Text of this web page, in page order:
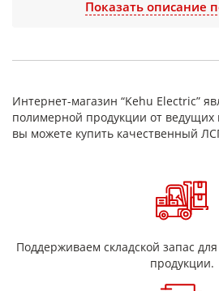
Материал отличается высокой
сред.Стеклолакоткань ЛСП
условиях повышенных температур и
нагрузок, что делает её надежным
ответственных узлов оборудования.
трансформаторов, а также в
Материал
электроизоляционных деталей и
в машиностроении и
Преимущества
Показать описание
Интернет-магазин “Kehu Electric”
полимерной продукции от ведущих
вы можете купить качественный
Поддерживаем складской запас
продукции.